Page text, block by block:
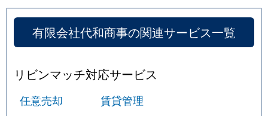
有限会社代和商事の関連サービス一覧
リビンマッチ対応サービス
任意売却 賃貸管理